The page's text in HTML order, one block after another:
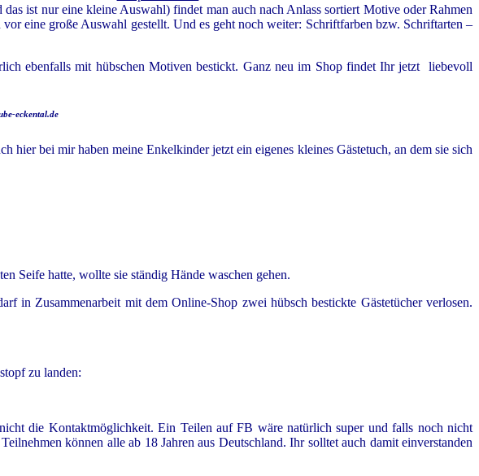
ist nur eine kleine Auswahl) findet man auch nach Anlass sortiert Motive oder Rahmen
eine große Auswahl gestellt. Und es geht noch weiter: Schriftfarben bzw. Schriftarten –
ebenfalls mit hübschen Motiven bestickt. Ganz neu im Shop findet Ihr jetzt liebevoll
eckental.de
bei mir haben meine Enkelkinder jetzt ein eigenes kleines Gästetuch, an dem sie sich
Seife hatte, wollte sie ständig Hände waschen gehen.
Zusammenarbeit mit dem Online-Shop zwei hübsch bestickte Gästetücher verlosen.
zu landen:
die Kontaktmöglichkeit. Ein Teilen auf FB wäre natürlich super und falls noch nicht
können alle ab 18 Jahren aus Deutschland. Ihr solltet auch damit einverstanden